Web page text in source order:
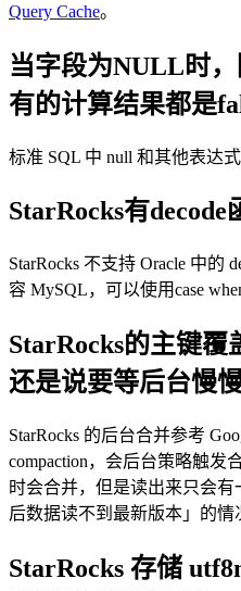
Query Cache。
当字段为NULL时
有的计算结果都是
标准 SQL 中 null 和其他表达
StarRocks有decode
StarRocks 不支持 Oracle 中的
容 MySQL，可以使用case
StarRocks的主键覆
还是说要等后台慢
StarRocks 的后台合并参考
compaction，会后台策略触发
时会合并，但是读出来只会
后数据读不到最新版本」的情
StarRocks 存储